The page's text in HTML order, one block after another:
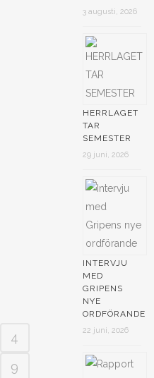
4
9
3 augusti, 2026
HERRLAGET
TAR
SEMESTER
29 juni, 2026
INTERVJU
MED
GRIPENS
NYE
ORDFÖRANDE
22 juni, 2026